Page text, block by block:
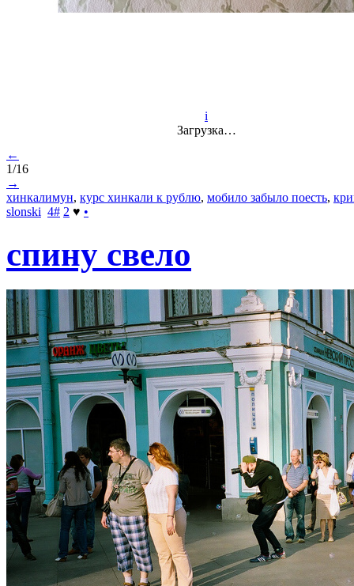
i
Загрузка…
←
1/16
→
хинкалимун, курс хинкали к рублю, мобило забыло поесть,
slonski 4# 2 ♥ •
спину свело